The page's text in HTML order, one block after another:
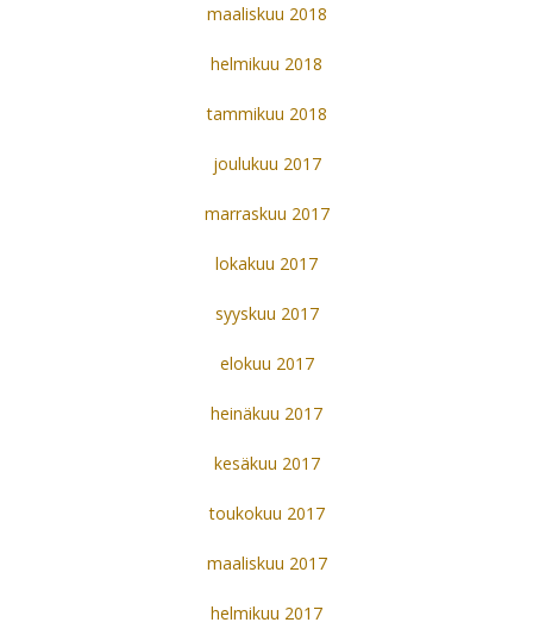
maaliskuu 2018
helmikuu 2018
tammikuu 2018
joulukuu 2017
marraskuu 2017
lokakuu 2017
syyskuu 2017
elokuu 2017
heinäkuu 2017
kesäkuu 2017
toukokuu 2017
maaliskuu 2017
helmikuu 2017